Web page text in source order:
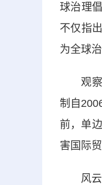
球治理
不仅指
为全球
观察当
制自
前，单
害国际
风云激